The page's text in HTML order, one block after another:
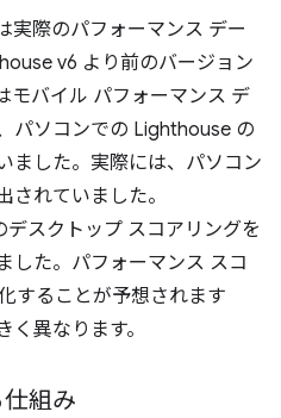
実際のパフォーマンス デー
v6 より前のバージョン
モバイル パフォーマンス デ
パソコンでの Lighthouse の
ました。実際には、パソコン
されていました。
スクトップ スコアリングを
した。パフォーマンス スコ
することが予想されます
異なります。
組み